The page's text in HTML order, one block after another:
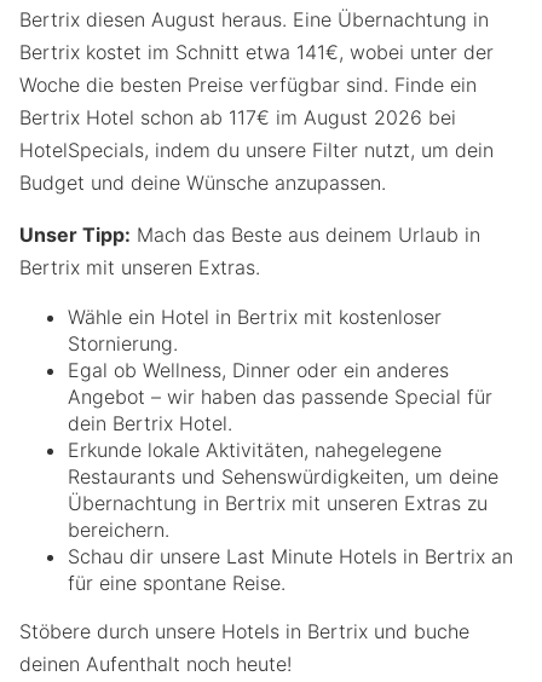
Bertrix diesen August heraus. Eine Übernachtung in
Bertrix kostet im Schnitt etwa 141€, wobei unter der
Woche die besten Preise verfügbar sind. Finde ein
Bertrix Hotel schon ab 117€ im August 2026 bei
HotelSpecials, indem du unsere Filter nutzt, um dein
Budget und deine Wünsche anzupassen.
Unser Tipp: Mach das Beste aus deinem Urlaub in
Bertrix mit unseren Extras.
Wähle ein Hotel in Bertrix mit kostenloser
Stornierung.
Egal ob Wellness, Dinner oder ein anderes
Angebot – wir haben das passende Special für
dein Bertrix Hotel.
Erkunde lokale Aktivitäten, nahegelegene
Restaurants und Sehenswürdigkeiten, um deine
Übernachtung in Bertrix mit unseren Extras zu
bereichern.
Schau dir unsere Last Minute Hotels in Bertrix an
für eine spontane Reise.
Stöbere durch unsere Hotels in Bertrix und buche
deinen Aufenthalt noch heute!